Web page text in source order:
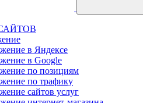
в Яндексе
в Google
по позициям
по трафику
сайтов услуг